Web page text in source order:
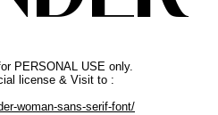
PERSONAL USE only.
license & Visit to :
woman-sans-serif-font/